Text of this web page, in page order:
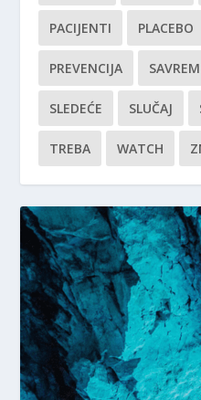
PACIJENTI PLACEBO
PREVENCIJA
SLEDEĆE SLUČAJ
TREBA WATCH